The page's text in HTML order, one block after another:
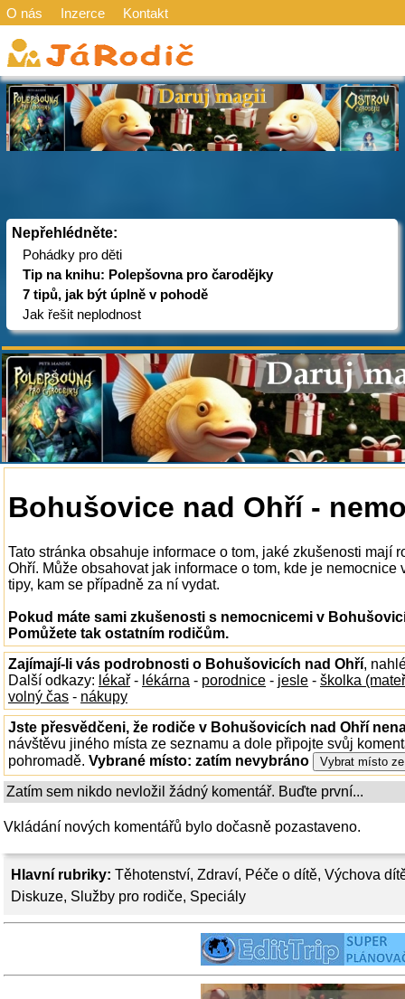
O nás Inzerce Kontakt
Nepřehlédněte:
Pohádky pro děti
Tip na knihu: Polepšovna pro čarodějky
7 tipů, jak být úplně v pohodě
Jak řešit neplodnost
Hlavní rubriky: Těhotenství, Zdraví, Péče o dítě, Výchova
Diskuze, Služby pro rodiče, Speciály
Bohušovice nad Ohří -
Tato stránka obsahuje informace o tom, jaké zkušenosti mají
Ohří. Může obsahovat jak informace o tom, kde je
tipy, kam se případně za ní vydat.
Pokud máte sami zkušenosti s nemocnicemi v
Pomůžete tak ostatním rodičům.
Zajímají-li vás podrobnosti o Bohušovicích nad Ohří,
Další odkazy: lékař - lékárna - porodnice - jesle - školka
volný čas - nákupy
Jste přesvědčeni, že rodiče v Bohušovicích nad Ohří
návštěvu jiného místa ze seznamu a dole připojte svůj
pohromadě. Vybrané místo: zatím nevybráno
Zatím sem nikdo nevložil žádný komentář. Buďte první...
Vkládání nových komentářů bylo dočasně pozastaveno.